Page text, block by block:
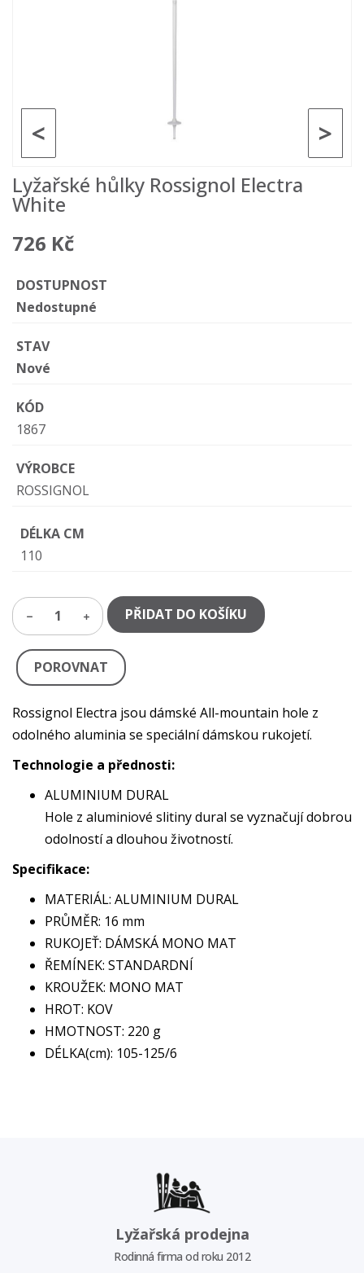
>
<
Lyžařské hůlky Rossignol Electra
White
726 Kč
DOSTUPNOST
Nedostupné
STAV
Nové
KÓD
1867
VÝROBCE
ROSSIGNOL
DÉLKA CM
110
1 PŘIDAT DO KOŠÍKU
POROVNAT
Rossignol Electra jsou dámské All-mountain hole z
odolného aluminia se speciální dámskou rukojetí.
Technologie a přednosti:
ALUMINIUM DURAL
Hole z aluminiové slitiny dural se vyznačují dobrou
odolností a dlouhou životností.
Specifikace:
MATERIÁL: ALUMINIUM DURAL
PRŮMĚR: 16 mm
RUKOJEŤ: DÁMSKÁ MONO MAT
ŘEMÍNEK: STANDARDNÍ
KROUŽEK: MONO MAT
HROT: KOV
HMOTNOST: 220 g
DÉLKA(cm): 105-125/6
Lyžařská prodejna
Rodinná firma od roku 2012